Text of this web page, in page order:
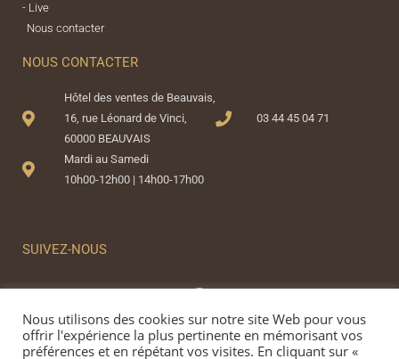
- Live
Nous contacter
NOUS CONTACTER
Hôtel des ventes de Beauvais,
16, rue Léonard de Vinci,
60000 BEAUVAIS
03 44 45 04 71
Mardi au Samedi
10h00-12h00 | 14h00-17h00
SUIVEZ-NOUS
Nous utilisons des cookies sur notre site Web pour vous
offrir l'expérience la plus pertinente en mémorisant vos
préférences et en répétant vos visites. En cliquant sur «